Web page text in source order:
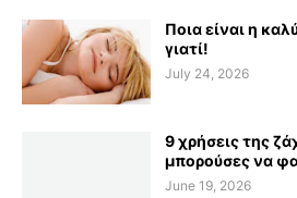
Ποια είναι η
γιατί!
July 24, 2026
9 χρήσεις της
μπορούσες να
June 19, 2026